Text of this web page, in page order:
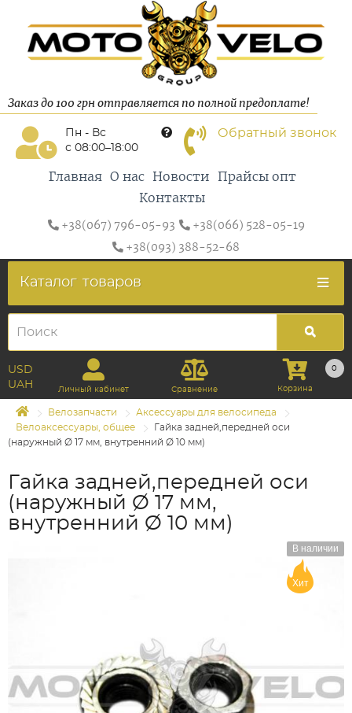
Заказ до 100 грн отправляется по полной предоплате!
Пн - Вс
с 08:00–18:00
Обратный звонок
Главная О нас Новости
Прайсы опт
Контакты
+38(067) 796-05-93
+38(066) 528-05-19
+38(093) 388-52-68
Каталог товаров
USD
UAH
Личный кабинет Сравнение
0
Корзина
Велозапчасти
Аксессуары для велосипеда
Велоаксессуары, общее
Гайка задней,передней оси
(наружный Ø 17 мм, внутренний Ø 10 мм)
Гайка задней,передней оси
(наружный Ø 17 мм,
внутренний Ø 10 мм)
В наличии
Хит